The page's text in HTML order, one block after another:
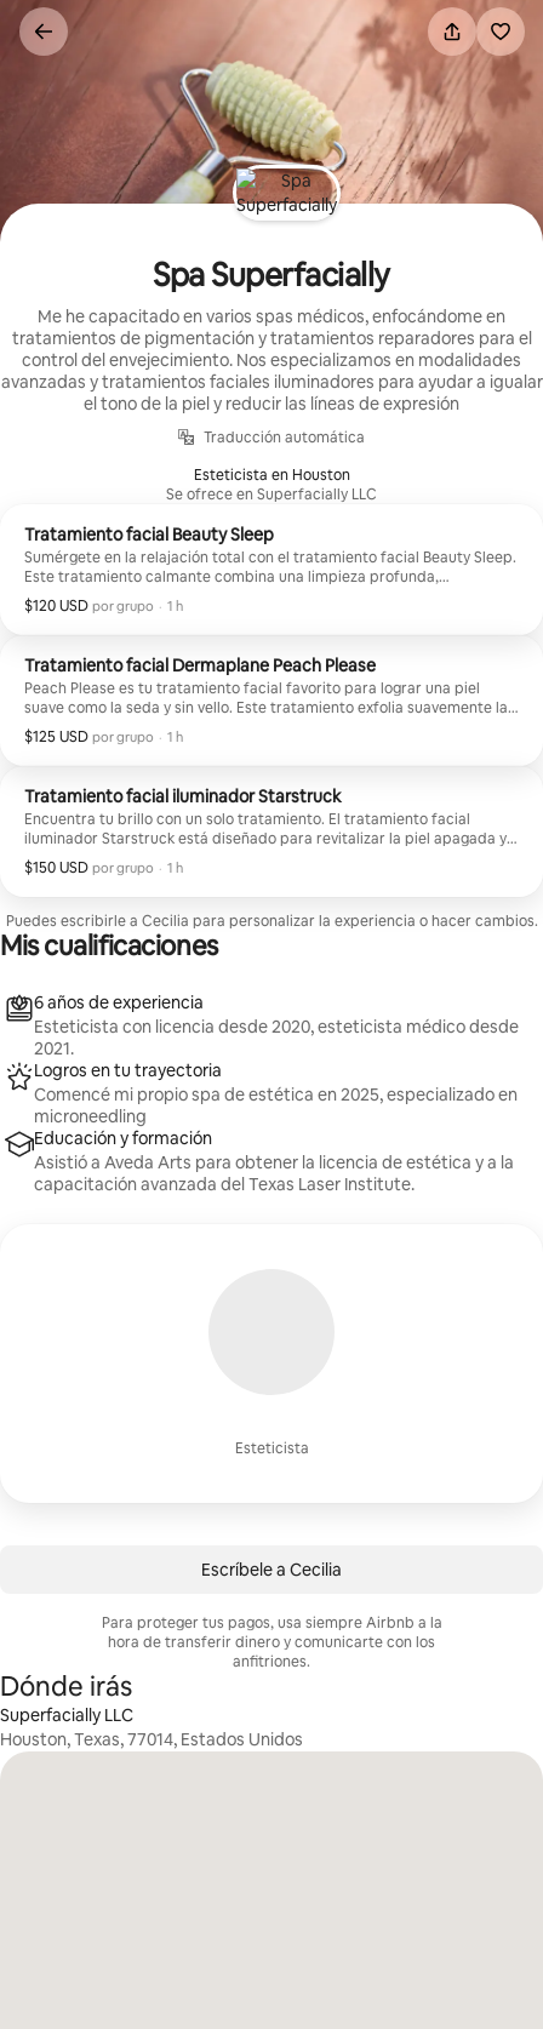
contenido
Spa Superfacially
Me he capacitado en varios spas médicos, enfocándome en
tratamientos de pigmentación y tratamientos reparadores para el
control del envejecimiento. Nos especializamos en modalidades
avanzadas y tratamientos faciales iluminadores para ayudar a igualar
el tono de la piel y reducir las líneas de expresión
Traducción automática
Esteticista en Houston
Se ofrece en Superfacially LLC
Tratamiento facial Beauty Sleep
Sumérgete en la relajación total con el tratamiento facial Beauty Sleep.
Este tratamiento calmante combina una limpieza profunda,
hidratación y un cuidado para potenciar el brillo con un lujoso masaje
en el cuero cabelludo, el cuello, los hombros y el rostro diseñado para
piel estresada, cansada o apagada que necesita un reinicio y un
pequeño momento de cuidado personal.
$120 USD por grupo
$120 USD por grupo
, · 1 h
Tratamiento facial Dermaplane Peach Please
Peach Please es tu tratamiento facial favorito para lograr una piel
suave como la seda y sin vello. Este tratamiento exfolia suavemente la
acumulación de piel muerta y el vello facial, al tiempo que hidrata y
refresca profundamente la piel para lograr un cutis instantáneamente
maquillaje, e ideal para cualquiera que quiera una textura más suave y
ese brillo limpio y pulido.
$125 USD por grupo
$125 USD por grupo
, · 1 h
Tratamiento facial iluminador Starstruck
Encuentra tu brillo con un solo tratamiento. El tratamiento facial
iluminador Starstruck está diseñado para revitalizar la piel apagada y
desigual con una hidratación profunda, ingredientes iluminadores
específicos y una infusión avanzada de suero para lograr una tez más
suave y radiante. Perfecto para la pigmentación, las marcas postacné,
la piel cansada y para cualquiera que quiera ese brillo fresco e
iluminado desde adentro sin tiempo de reposo.
$150 USD por grupo
$150 USD por grupo
, · 1 h
Puedes escribirle a Cecilia para personalizar la experiencia o hacer cambios.
Mis cualificaciones
Esteticista
6 años de experiencia
Esteticista con licencia desde 2020, esteticista médico desde
2021.
Logros en tu trayectoria
Comencé mi propio spa de estética en 2025, especializado en
microneedling
Educación y formación
Asistió a Aveda Arts para obtener la licencia de estética y a la
capacitación avanzada del Texas Laser Institute.
Escríbele a Cecilia
Para proteger tus pagos, usa siempre Airbnb a la
hora de transferir dinero y comunicarte con los
anfitriones.
Dónde irás
Superfacially LLC
Houston, Texas, 77014, Estados Unidos